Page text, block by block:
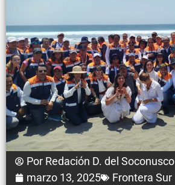
Por Redación D. del Soconusco
marzo 13, 2025
Frontera Sur